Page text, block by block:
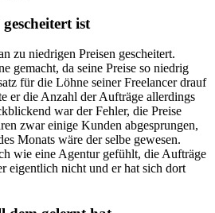
ist
zu niedrigen Preisen gescheitert.
gemacht, da seine Preise so niedrig
für die Löhne seiner Freelancer drauf
er die Anzahl der Aufträge allerdings
war der Fehler, die Preise
zwar einige Kunden abgesprungen,
Monats wäre der selbe gewesen.
wie eine Agentur gefühlt, die Aufträge
eigentlich nicht und er hat sich dort